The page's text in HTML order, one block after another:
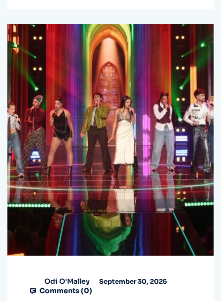
Odi O'Malley September 30, 2025
Comments (0)